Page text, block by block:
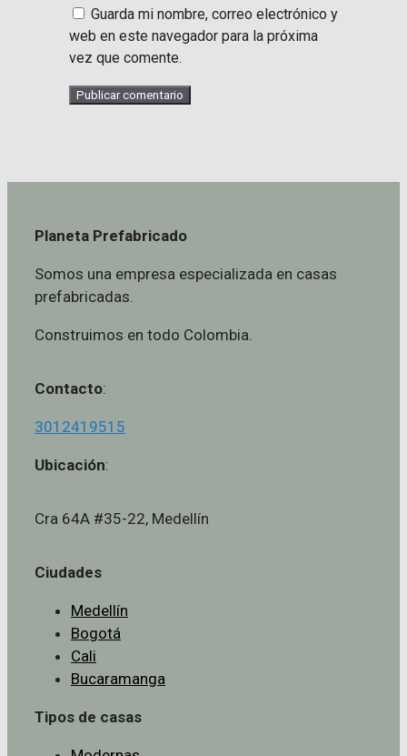
Guarda mi nombre, correo electrónico y
web en este navegador para la próxima
vez que comente.
Planeta Prefabricado
Somos una empresa especializada en casas
prefabricadas.
Construimos en todo Colombia.
Contacto:
3012419515
Ubicación:
Cra 64A #35-22, Medellín
Ciudades
Medellín
Bogotá
Cali
Bucaramanga
Tipos de casas